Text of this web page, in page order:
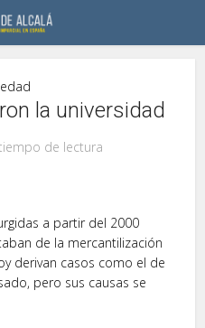
la universidad
de lectura
a partir del 2000
de la mercantilización
derivan casos como el de
pero sus causas se